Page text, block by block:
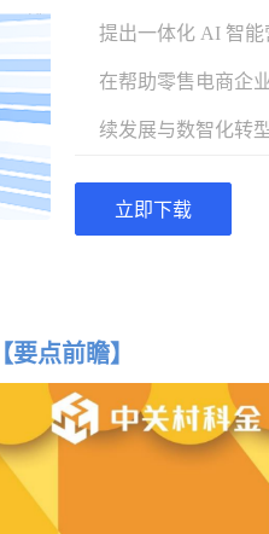
提出一体化 AI 智
在帮助零售电商企
续发展与数智化转
立即下载
【要点前瞻】